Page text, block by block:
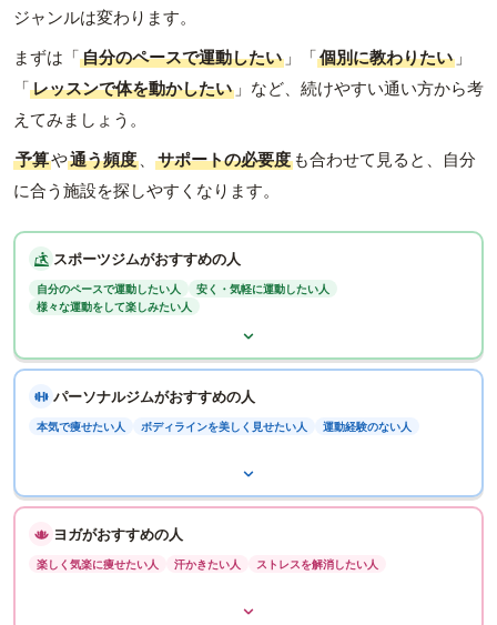
ジャンルは変わります。
まずは「自分のペースで運動したい 」「個別に教わりたい 」
「レッスンで体を動かしたい 」など、続けやすい通い方から考
えてみましょう。
予算や通う頻度 、 サポートの必要度 も合わせて見ると、自分
に合う施設を探しやすくなります。
スポーツジムがおすすめの人
自分のペースで運動したい人
安く・気軽に運動したい人
様々な運動をして楽しみたい人
パーソナルジムがおすすめの人
本気で痩せたい人 ボディラインを美しく見せたい人 運動経験のない人
ヨガがおすすめの人
楽しく気楽に痩せたい人 汗かきたい人 ストレスを解消したい人